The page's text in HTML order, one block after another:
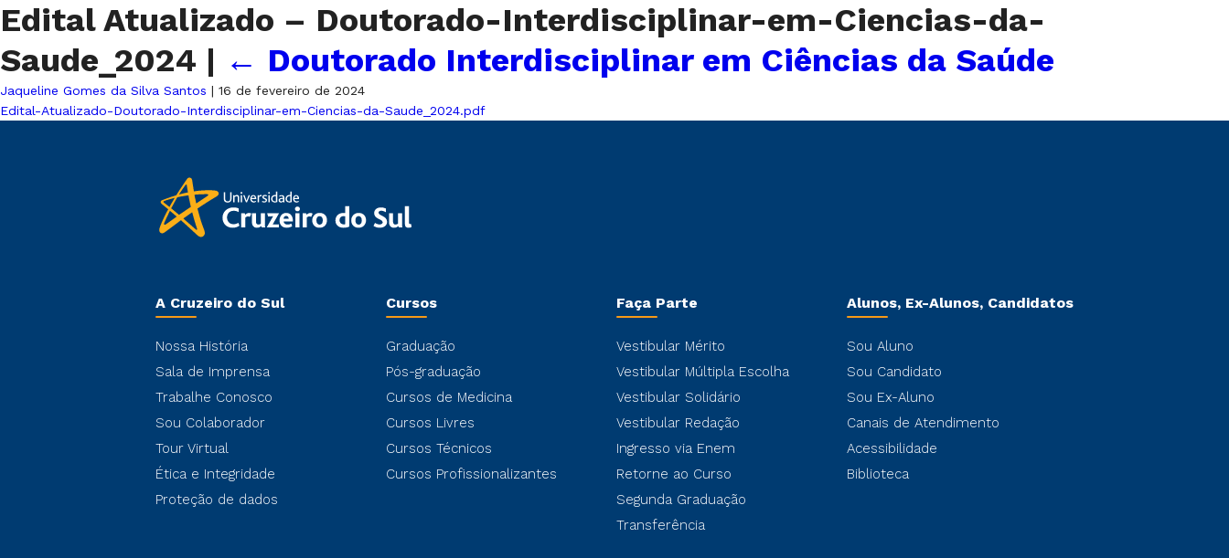
Edital Atualizado – Doutorado-Interdisciplinar-em-Ciencias-da-
Saude_2024 | ← Doutorado Interdisciplinar em Ciências da Saúde
Jaqueline Gomes da Silva Santos | 16 de fevereiro de 2024
Edital-Atualizado-Doutorado-Interdisciplinar-em-Ciencias-da-Saude_2024.pdf
A Cruzeiro do Sul
Nossa História
Sala de Imprensa
Trabalhe Conosco
Sou Colaborador
Tour Virtual
Ética e Integridade
Proteção de dados
Cursos
Graduação
Pós-graduação
Cursos de Medicina
Cursos Livres
Cursos Técnicos
Cursos Profissionalizantes
Faça Parte
Vestibular Mérito
Vestibular Múltipla Escolha
Vestibular Solidário
Vestibular Redação
Ingresso via Enem
Retorne ao Curso
Segunda Graduação
Transferência
Alunos, Ex-Alunos, Candidatos
Sou Aluno
Sou Candidato
Sou Ex-Aluno
Canais de Atendimento
Acessibilidade
Biblioteca